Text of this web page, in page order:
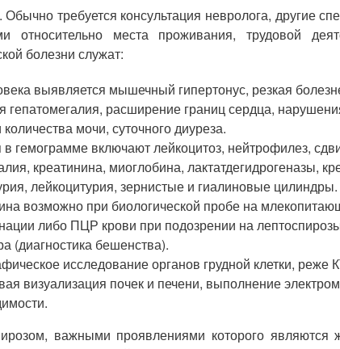
требуется консультация невролога, другие
относительно места проживания, трудовой
болезни служат:
выявляется мышечный гипертонус, резкая
расширение границ сердца,
мочи, суточного диуреза.
гемограмме включают лейкоцитоз, нейтрофилез,
креатинина, миоглобина, лактатдегидрогеназы,
лейкоцитурия, зернистые и гиалиновые цилиндры.
возможно при биологической пробе на
либо ПЦР крови при подозрении на
(диагностика бешенства).
исследование органов грудной клетки,
визуализация почек и печени, выполнение
важными проявлениями которого являются